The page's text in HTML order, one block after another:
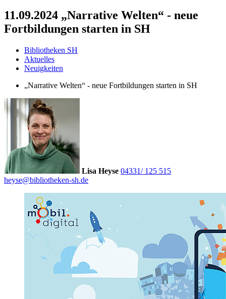
11.09.2024 „Narrative Welten“ - neue
Fortbildungen starten in SH
Bibliotheken SH
Aktuelles
Neuigkeiten
„Narrative Welten“ - neue Fortbildungen starten in SH
Lisa Heyse 04331/ 125 515
heyse@bibliotheken-sh.de